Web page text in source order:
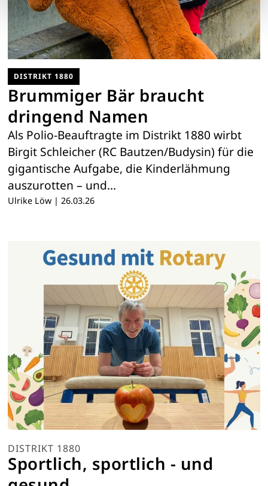
DISTRIKT 1880
Brummiger Bär braucht
dringend Namen
Als Polio-Beauftragte im Distrikt 1880 wirbt
Birgit Schleicher (RC Bautzen/Budysin) für die
gigantische Aufgabe, die Kinderlähmung
auszurotten – und…
Ulrike Löw | 26.03.26
DISTRIKT 1880
Sportlich, sportlich - und